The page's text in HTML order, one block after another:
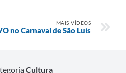
MAIS VÍDEOS
no Carnaval de São Luís
Cultura